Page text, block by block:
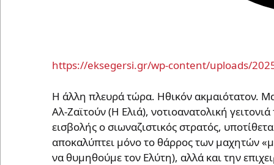
https://eksegersi.gr/wp-content/uploads/
Η άλλη πλευρά τώρα. Hθικόν ακμαιότατον.
Αλ-Ζαϊτούν (Η Ελιά), νοτιοανατολική
εισβολής ο σιωναζιστικός στρατός,
αποκαλύπτει μόνο το θάρρος των μαχητών
να θυμηθούμε τον Ελύτη), αλλά και την